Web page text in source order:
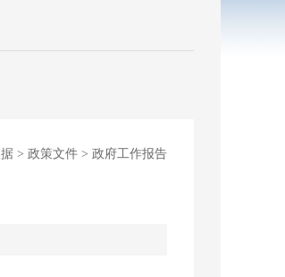
> 政策文件 > 政府工作报告